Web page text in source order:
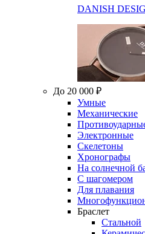
DANISH
До 20 000 ₽
Умные
Механические
Электронные
Скелетоны
Хронографы
На солнечной
С шагомером
Для плавания
Браслет
Стальной